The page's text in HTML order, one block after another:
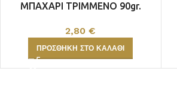
ΜΠΑΧΑΡΙ ΤΡΙΜΜΕΝΟ 90gr.
2,80€
ΠΡΟΣΘΉΚΗ ΣΤΟ ΚΑΛΆΘΙ